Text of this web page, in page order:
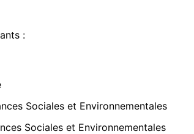
:
Sociales et Environnementales
Sociales et Environnementales